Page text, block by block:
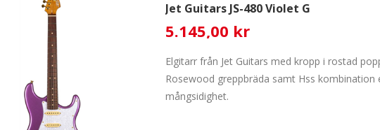
Jet Guitars JS-480 Violet G
5.145,00 kr
Elgitarr från Jet Guitars med kropp i rostad
Rosewood greppbräda samt Hss kombination
mångsidighet.